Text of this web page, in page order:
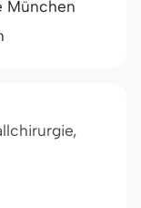
München